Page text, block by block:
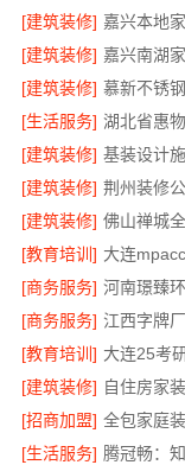
[建筑装修] 嘉兴本地
[建筑装修] 嘉兴南湖
[建筑装修] 慕新不锈
[生活服务]
[建筑装修]
[建筑装修]
[建筑装修]
[教育培训] 大连
[商务服务] 河南璟臻
[商务服务] 江西字牌
[教育培训] 大连25考
[建筑装修] 自住房家
[招商加盟] 全包家庭
[生活服务] 腾冠畅：